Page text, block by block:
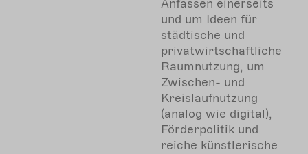
Anfassen einerseits
und um Ideen für
städtische und
privatwirtschaftliche
Raumnutzung, um
Zwischen- und
Kreislaufnutzung
(analog wie digital),
Förderpolitik und
reiche künstlerische